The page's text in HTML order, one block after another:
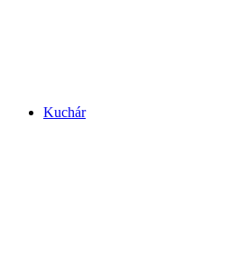
Kuchár